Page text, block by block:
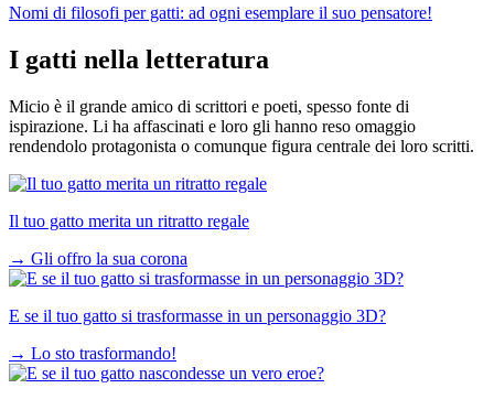
Nomi di filosofi per gatti: ad ogni esemplare il suo pensatore!
I gatti nella letteratura
Micio è il grande amico di scrittori e poeti, spesso fonte di
ispirazione. Li ha affascinati e loro gli hanno reso omaggio
rendendolo protagonista o comunque figura centrale dei loro scritti.
Il tuo gatto merita un ritratto regale
→ Gli offro la sua corona
E se il tuo gatto si trasformasse in un personaggio 3D?
→ Lo sto trasformando!